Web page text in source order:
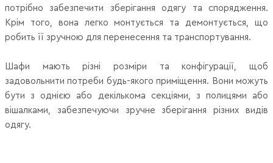
потрібно забезпечити зберігання одягу та спорядження.
Крім того, вона легко монтується та демонтується, що
робить її зручною для перенесення та транспортування.
Шафи мають різні розміри та конфігурації, щоб
задовольнити потреби будь-якого приміщення. Вони можуть
бути з однією або декількома секціями, з полицями або
вішалками, забезпечуючи зручне зберігання різних видів
одягу.